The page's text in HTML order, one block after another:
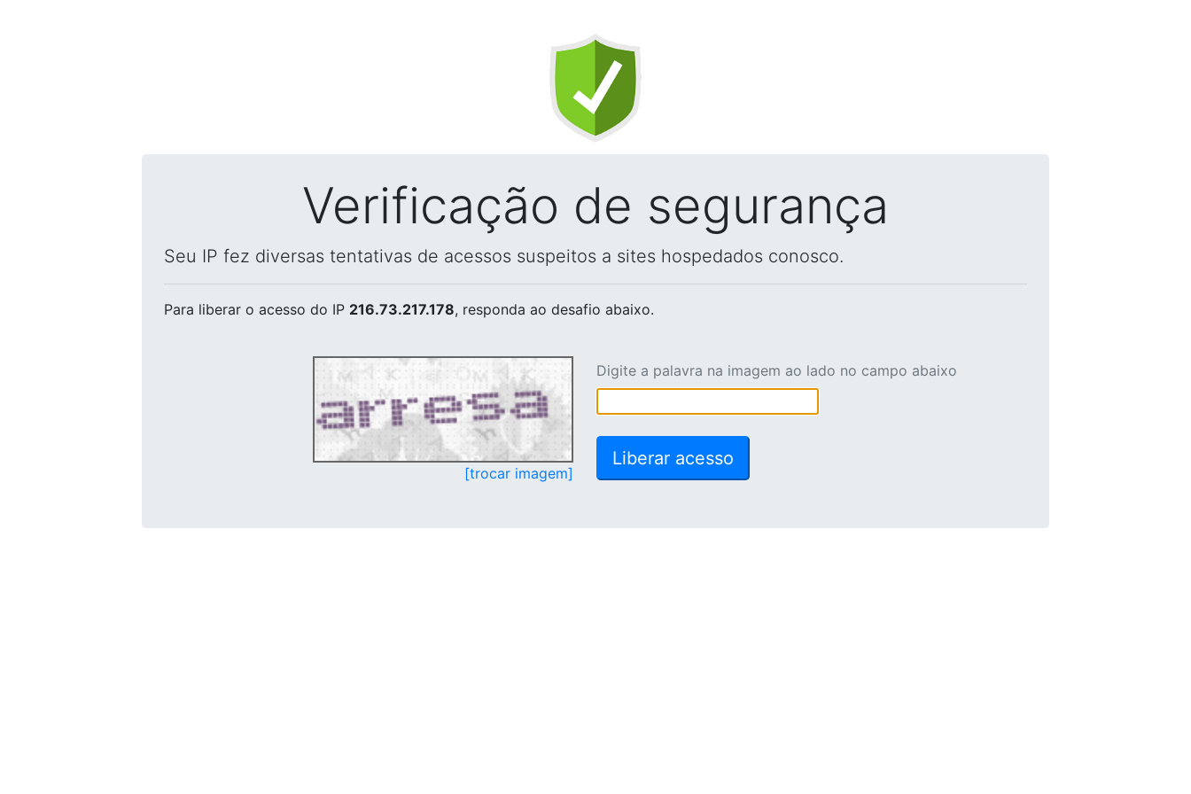
Verificação de segurança
Seu IP fez diversas tentativas de acessos suspeitos a sites hospedados conosco.
Para liberar o acesso do IP 216.73.217.178, responda ao desafio abaixo.
[trocar imagem]
Digite a palavra na imagem ao lado no campo abaixo